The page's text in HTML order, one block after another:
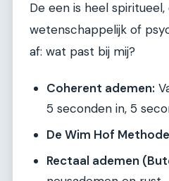
De een is heel
wetenschappelijk of
af: wat past bij mij?
Coherent ademen:
5 seconden in, 5
De Wim Hof
Rectaal ademen